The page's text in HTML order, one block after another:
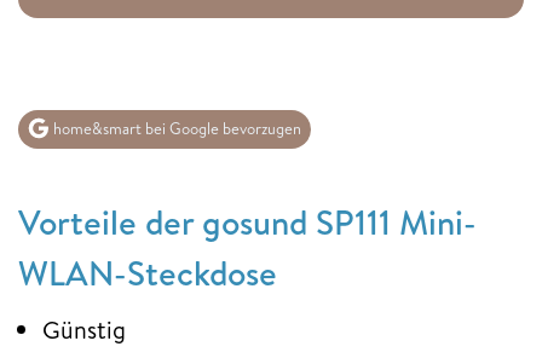
home&smart bei Google bevorzugen
Vorteile der gosund SP111 Mini-
WLAN-Steckdose
Günstig